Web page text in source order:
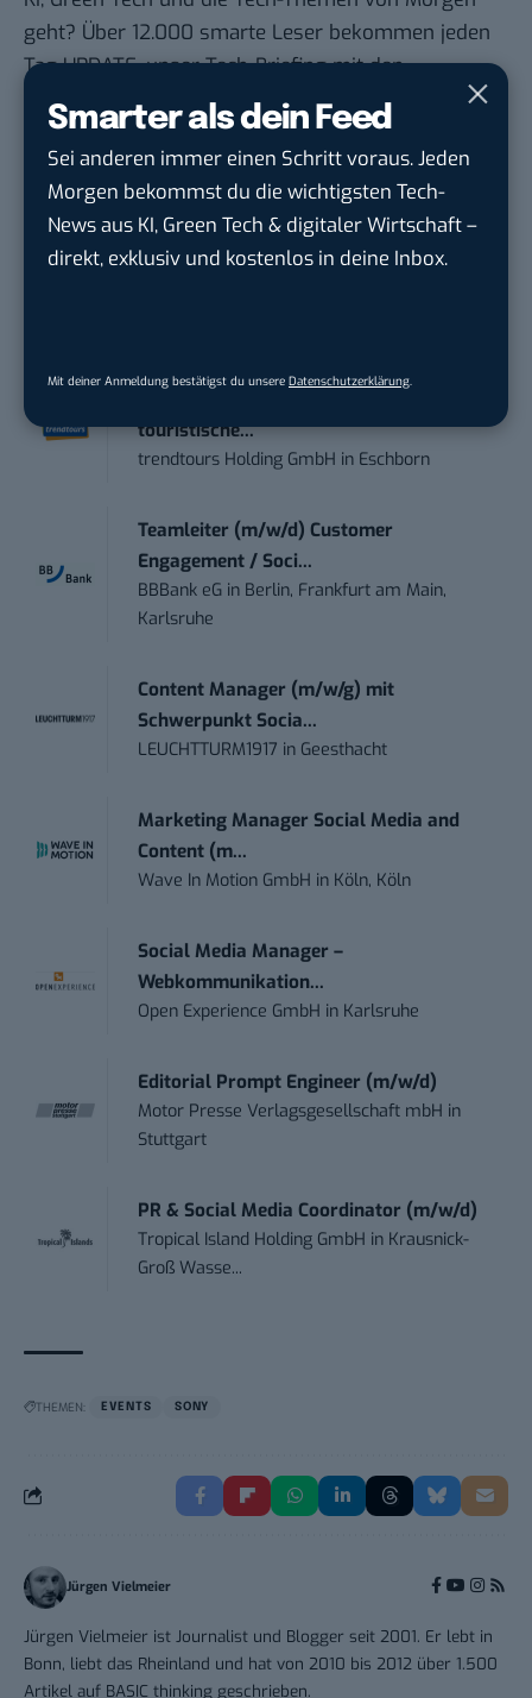
Smarter als dein Feed
Sei anderen immer einen Schritt voraus. Jeden
Morgen bekommst du die wichtigsten Tech-
News aus KI, Green Tech & digitaler Wirtschaft –
direkt, exklusiv und kostenlos in deine Inbox.
Mit deiner Anmeldung bestätigst du unsere Datenschutzerklärung.
geht? Über 12.000 smarte Leser bekommen jeden
Tag UPDATE, unser Tech-Briefing mit den
wichtigsten News des Tages – und sichern sich
damit ihren Vorsprung.Hier kannst du dich
kostenlos anmelden.
STELLENANZEIGEN
touristische...
trendtours Holding GmbH in Eschborn
Teamleiter (m/w/d) Customer
Engagement / Soci...
BBBank eG in Berlin, Frankfurt am Main,
Karlsruhe
Content Manager (m/w/g) mit
Schwerpunkt Socia...
LEUCHTTURM1917 in Geesthacht
Marketing Manager Social Media and
Content (m...
Wave In Motion GmbH in Köln, Köln
Social Media Manager –
Webkommunikation...
Open Experience GmbH in Karlsruhe
Editorial Prompt Engineer (m/w/d)
Motor Presse Verlagsgesellschaft mbH in
Stuttgart
PR & Social Media Coordinator (m/w/d)
Tropical Island Holding GmbH in Krausnick-
Groß Wasse...
THEMEN: EVENTS SONY
Jürgen Vielmeier
Jürgen Vielmeier ist Journalist und Blogger seit 2001. Er lebt in
Bonn, liebt das Rheinland und hat von 2010 bis 2012 über 1.500
Artikel auf BASIC thinking geschrieben.